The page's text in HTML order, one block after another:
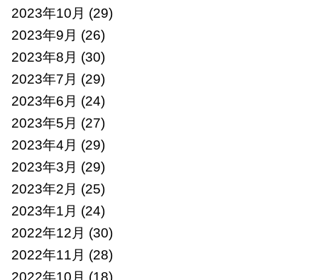
2023年10月 (29)
2023年9月 (26)
2023年8月 (30)
2023年7月 (29)
2023年6月 (24)
2023年5月 (27)
2023年4月 (29)
2023年3月 (29)
2023年2月 (25)
2023年1月 (24)
2022年12月 (30)
2022年11月 (28)
2022年10月 (18)